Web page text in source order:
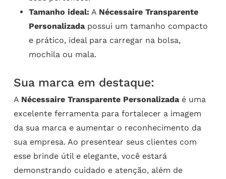
Tamanho ideal: A Nécessaire Transparente
Personalizadapossui um tamanho compacto
e prático, ideal para carregar na bolsa,
mochila ou mala.
Sua marca em destaque:
A Nécessaire Transparente Personalizadaé uma
excelente ferramenta para fortalecer a imagem
da sua marca e aumentar o reconhecimento da
sua empresa. Ao presentear seus clientes com
esse brinde útil e elegante, você estará
demonstrando cuidado e atenção, além de